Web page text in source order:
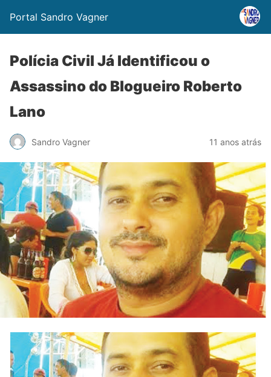
Portal Sandro Vagner
Polícia Civil Já Identificou o
Assassino do Blogueiro Roberto
Lano
Sandro Vagner 11 anos atrás